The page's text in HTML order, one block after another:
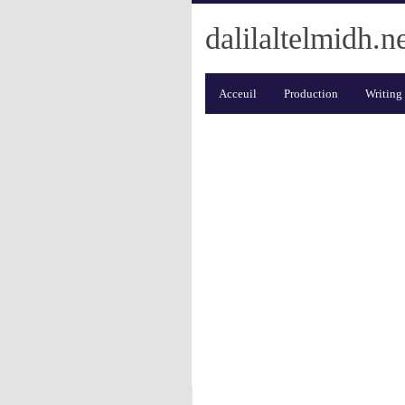
Acceuil Production Writing